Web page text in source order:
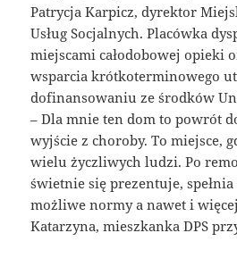
Patrycja Karpicz, dyrektor
Usług Socjalnych. Placówka
miejscami całodobowej opieki
wsparcia krótkoterminowego
dofinansowaniu ze środków
– Dla mnie ten dom to powrót
wyjście z choroby. To miejsce,
wielu życzliwych ludzi. Po
świetnie się prezentuje,
możliwe normy a nawet i
Katarzyna, mieszkanka DPS